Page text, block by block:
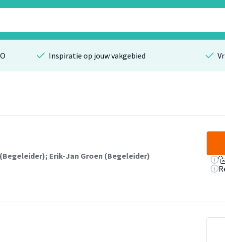
Inspiratie op jouw vakgebied
; Erik-Jan Groen (Begeleider)